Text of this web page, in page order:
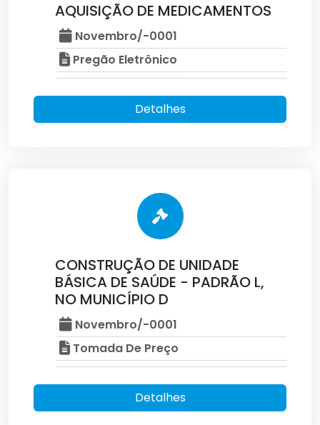
AQUISIÇÃO DE MEDICAMENTOS
Novembro/-0001
Pregão Eletrônico
Detalhes
CONSTRUÇÃO DE UNIDADE
BÁSICA DE SAÚDE - PADRÃO L,
NO MUNICÍPIO D
Novembro/-0001
Tomada De Preço
Detalhes